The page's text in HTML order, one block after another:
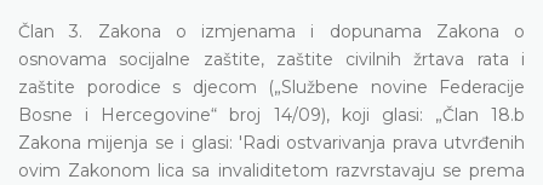
Član 3. Zakona o izmjenama i dopunama Zakona o
osnovama socijalne zaštite, zaštite civilnih žrtava rata i
zaštite porodice s djecom („Službene novine Federacije
Bosne i Hercegovine“ broj 14/09), koji glasi: „Član 18.b
Zakona mijenja se i glasi: 'Radi ostvarivanja prava utvrđenih
ovim Zakonom lica sa invaliditetom razvrstavaju se prema